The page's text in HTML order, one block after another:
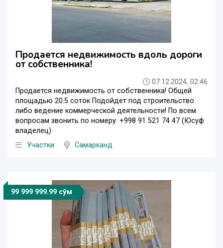
Продается недвижимость вдоль дороги
от собственника!
07.12.2024, 02:46
Продается недвижимость от собственника! Общей
площадью 20.5 соток Подойдет под строительство
либо ведение коммерческой деятельности! По всем
вопросам звонить по номеру: +998 91 521 74 47 (Юсуф
владелец)
Участки
Самарканд
99 999 999.99 сўм